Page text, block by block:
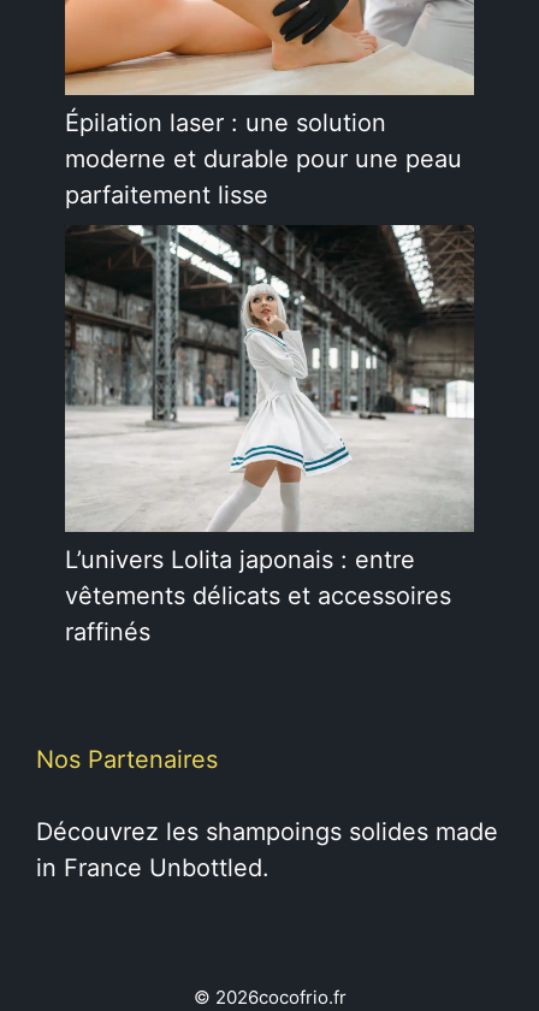
Épilation laser : une solution
moderne et durable pour une peau
parfaitement lisse
L’univers Lolita japonais : entre
vêtements délicats et accessoires
raffinés
Nos Partenaires
Découvrez les shampoings solides made
in France Unbottled.
© 2026cocofrio.fr